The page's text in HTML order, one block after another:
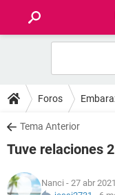
FOROS
SALUD
Foros
Tema Anterior
Tuve relaciones
Nanci - 27 abr